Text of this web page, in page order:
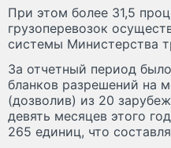
При этом более 31,5
грузоперевозок
системы Министерства
За отчетный период
бланков разрешений на
(дозволив) из 20
девять месяцев этого
265 единиц, что